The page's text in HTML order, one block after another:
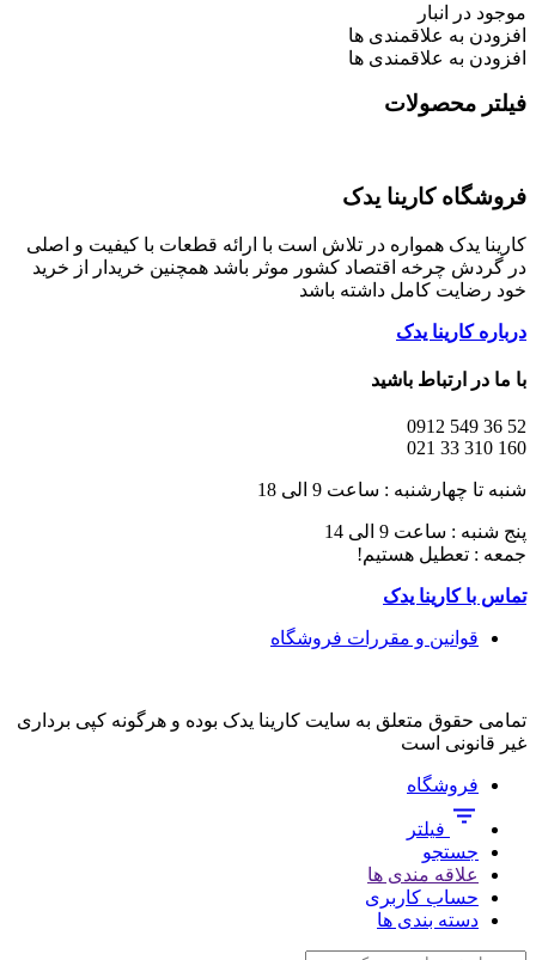
موجود در انبار
افزودن به علاقمندی ها
افزودن به علاقمندی ها
فیلتر محصولات
فروشگاه کارینا یدک
کارینا یدک همواره در تلاش است با ارائه قطعات با کیفیت و اصلی
در گردش چرخه اقتصاد کشور موثر باشد همچنین خریدار از خرید
خود رضایت کامل داشته باشد
درباره کارینا یدک
با ما در ارتباط باشید
52 36 549 0912
160 310 33 021
شنبه تا چهارشنبه : ساعت 9 الی 18
پنج شنبه : ساعت 9 الی 14
جمعه : تعطیل هستیم!
تماس با کارینا یدک
قوانین و مقررات فروشگاه
تمامی حقوق متعلق به سایت کارینا یدک بوده و هرگونه کپی برداری
غیر قانونی است
فروشگاه
فیلتر
جستجو
علاقه مندی ها
حساب کاربری
دسته بندی ها